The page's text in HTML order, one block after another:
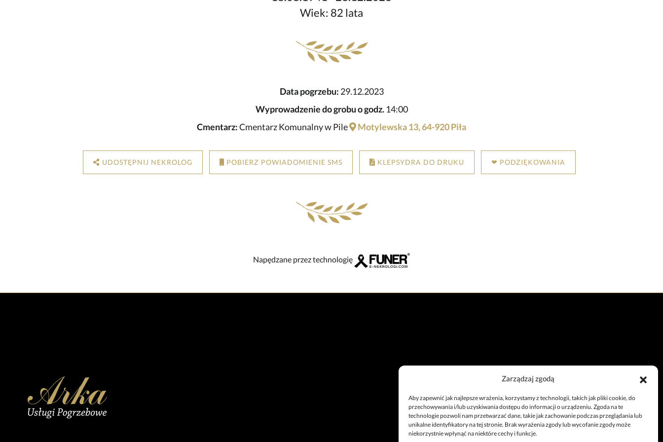
Zarządzaj zgodą
Aby zapewnić jak najlepsze wrażenia, korzystamy z technologii, takich jak pliki cookie, do
przechowywania i/lub uzyskiwania dostępu do informacji o urządzeniu. Zgoda na te
technologie pozwoli nam przetwarzać dane, takie jak zachowanie podczas przeglądania lub
unikalne identyfikatory na tej stronie. Brak wyrażenia zgody lub wycofanie zgody może
niekorzystnie wpłynąć na niektóre cechy i funkcje.
Wiek: 82 lata
Data pogrzebu: 29.12.2023
Wyprowadzenie do grobu o godz.14:00
Cmentarz:Cmentarz Komunalny w Pile Motylewska 13, 64-920 Piła
UDOSTĘPNIJ NEKROLOG POBIERZ POWIADOMIENIE SMS KLEPSYDRA DO DRUKU ❤ PODZIĘKOWANIA
Napędzane przez technologię
Całodobowy telefon
+48 67 212 25 99